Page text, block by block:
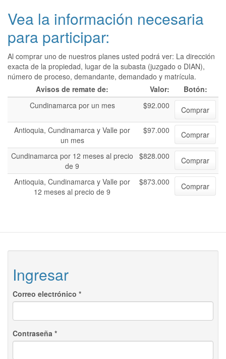
Vea la información necesaria
para participar:
Al comprar uno de nuestros planes usted podrá ver: La dirección
exacta de la propiedad, lugar de la subasta (juzgado o DIAN),
número de proceso, demandante, demandado y matrícula.
Avisos de remate de:
Valor:
Botón:
Cundinamarca por un mes
$92.000
Comprar
Antioquia, Cundinamarca y Valle por
un mes
$97.000 Comprar
Cundinamarca por 12 meses al precio
de 9
$828.000 Comprar
Antioquia, Cundinamarca y Valle por
12 meses al precio de 9
$873.000 Comprar
Ingresar
Correo electrónico *
Contraseña *